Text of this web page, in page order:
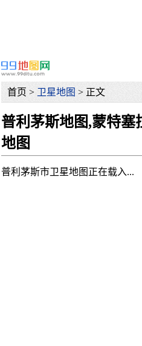
首页 > 卫星地图 > 正文
普利茅斯地图,蒙特塞
地图
普利茅斯市卫星地图正在载入...